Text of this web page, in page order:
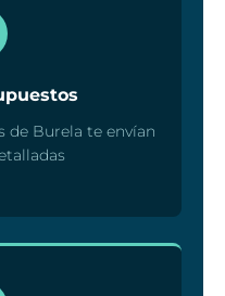
de Burela te envían